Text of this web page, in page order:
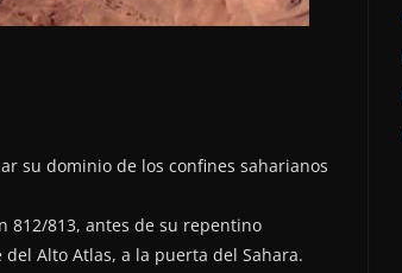
su dominio de los confines saharianos
812/813, antes de su repentino
Alto Atlas, a la puerta del Sahara.